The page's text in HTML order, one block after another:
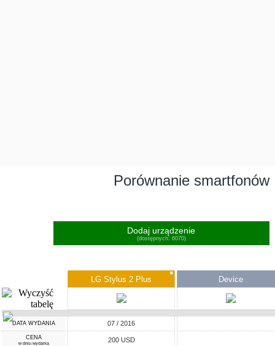
Porównanie smartfonów
Dodaj urządzenie
(dostępnych: 6070)
✖
LG Stylus 2 Plus Device
DATA WYDANIA 07 / 2016
CENA
w dniu wydania 200 USD